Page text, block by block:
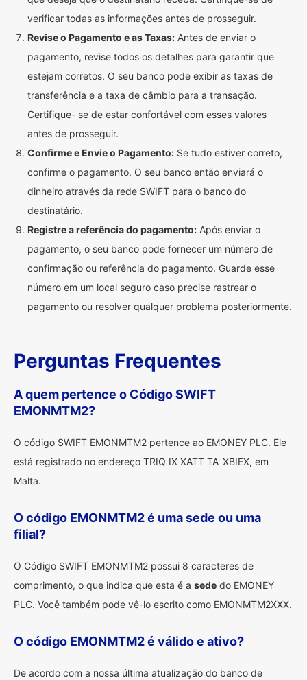
verificar todas as informações antes de prosseguir.
Revise o Pagamento e as Taxas: Antes de enviar o
pagamento, revise todos os detalhes para garantir que
estejam corretos. O seu banco pode exibir as taxas de
transferência e a taxa de câmbio para a transação.
Certifique- se de estar confortável com esses valores
antes de prosseguir.
Confirme e Envie o Pagamento: Se tudo estiver correto,
confirme o pagamento. O seu banco então enviará o
dinheiro através da rede SWIFT para o banco do
destinatário.
Registre a referência do pagamento: Após enviar o
pagamento, o seu banco pode fornecer um número de
confirmação ou referência do pagamento. Guarde esse
número em um local seguro caso precise rastrear o
pagamento ou resolver qualquer problema posteriormente.
Perguntas Frequentes
A quem pertence o Código SWIFT
EMONMTM2?
O código SWIFT EMONMTM2 pertence ao EMONEY PLC. Ele
está registrado no endereço TRIQ IX XATT TA' XBIEX, em
Malta.
O código EMONMTM2 é uma sede ou uma
filial?
O Código SWIFT EMONMTM2 possui 8 caracteres de
comprimento, o que indica que esta é a sede do EMONEY
PLC. Você também pode vê-lo escrito como EMONMTM2XXX.
O código EMONMTM2 é válido e ativo?
De acordo com a nossa última atualização do banco de